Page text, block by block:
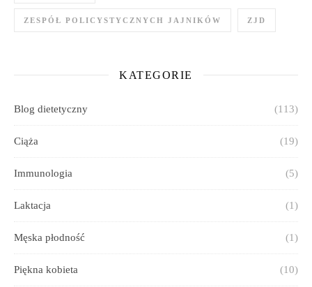
ZESPÓŁ POLICYSTYCZNYCH JAJNIKÓW ZJD
KATEGORIE
Blog dietetyczny (113)
Ciąża (19)
Immunologia (5)
Laktacja (1)
Męska płodność (1)
Piękna kobieta (10)